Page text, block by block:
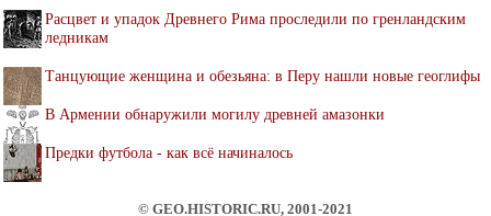
Расцвет и упадок Древнего Рима проследили по гренландским
ледникам
Танцующие женщина и обезьяна: в Перу нашли новые геоглифы
В Армении обнаружили могилу древней амазонки
Предки футбола - как всё начиналось
© GEO.HISTORIC.RU, 2001-2021